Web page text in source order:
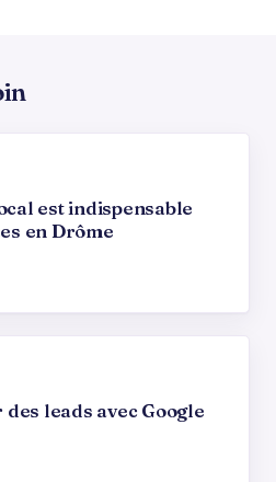
est indispensable
en Drôme
leads avec Google